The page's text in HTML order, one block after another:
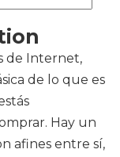
de Internet,
de lo que es
Hay un
afines entre sí,